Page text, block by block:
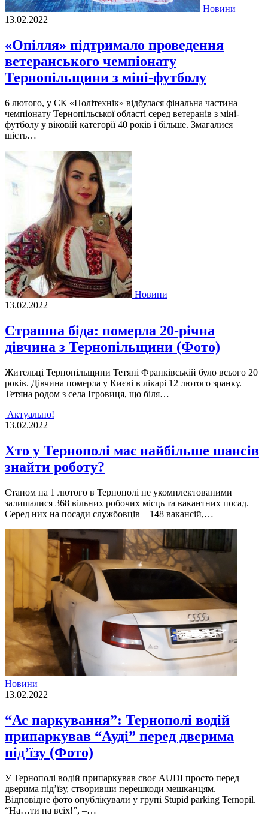
Новини
13.02.2022
«Опілля» підтримало проведення
ветеранського чемпіонату
Тернопільщини з міні-футболу
6 лютого, у СК «Політехнік» відбулася фінальна частина
чемпіонату Тернопільської області серед ветеранів з міні-
футболу у віковій категорії 40 років і більше. Змагалися
шість…
Новини
13.02.2022
Страшна біда: померла 20-річна
дівчина з Тернопільщини (Фото)
Жительці Тернопільщини Тетяні Франківській було всього 20
років. Дівчина померла у Києві в лікарі 12 лютого зранку.
Тетяна родом з села Ігровиця, що біля…
Актуально!
13.02.2022
Хто у Тернополі має найбільше шансів
знайти роботу?
Станом на 1 лютого в Тернополі не укомплектованими
залишалися 368 вільних робочих місць та вакантних посад.
Серед них на посади службовців – 148 вакансій,…
Новини
13.02.2022
“Ас паркування”: Тернополі водій
припаркував “Ауді” перед дверима
під’їзу (Фото)
У Тернополі водій припаркував своє AUDI просто перед
дверима під’їзу, створивши перешкоди мешканцям.
Відповідне фото опублікували у групі Stupid parking Ternopil.
“На…ти на всіх!”, –…